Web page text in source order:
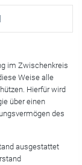
im Zwischenkreis
Weise alle
Hierfür wird
über einen
des
ausgestattet